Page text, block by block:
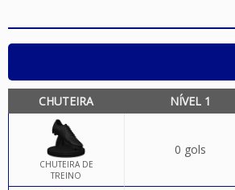
CHUTEIRA NÍVEL 1
CHUTEIRA DE
TREINO
0 gols